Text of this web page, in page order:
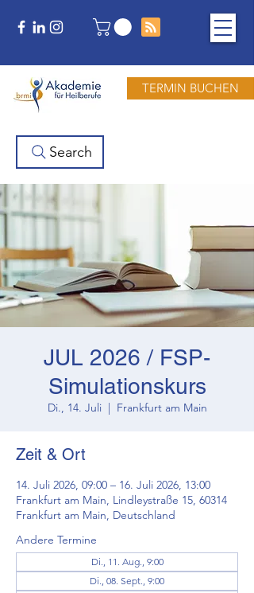
TERMIN BUCHEN
Search
JUL 2026 / FSP-
Simulationskurs
Di., 14. Juli
  |
Frankfurt am Main
Zeit & Ort
14. Juli 2026, 09:00 – 16. Juli 2026, 13:00
Frankfurt am Main, Lindleystraße 15, 60314
Frankfurt am Main, Deutschland
Andere Termine
Di., 11. Aug., 9:00
Di., 08. Sept., 9:00